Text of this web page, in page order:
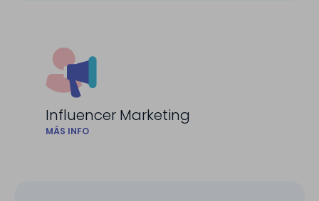
Influencer Marketing
MÁS INFO